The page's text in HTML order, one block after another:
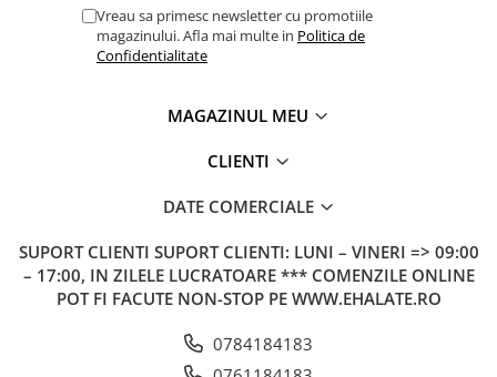
Vreau sa primesc newsletter cu promotiile
magazinului. Afla mai multe in Politica de
Confidentialitate
MAGAZINUL MEU
CLIENTI
DATE COMERCIALE
SUPORT CLIENTI SUPORT CLIENTI: LUNI – VINERI => 09:00
– 17:00, IN ZILELE LUCRATOARE *** COMENZILE ONLINE
POT FI FACUTE NON-STOP PE WWW.EHALATE.RO
0784184183